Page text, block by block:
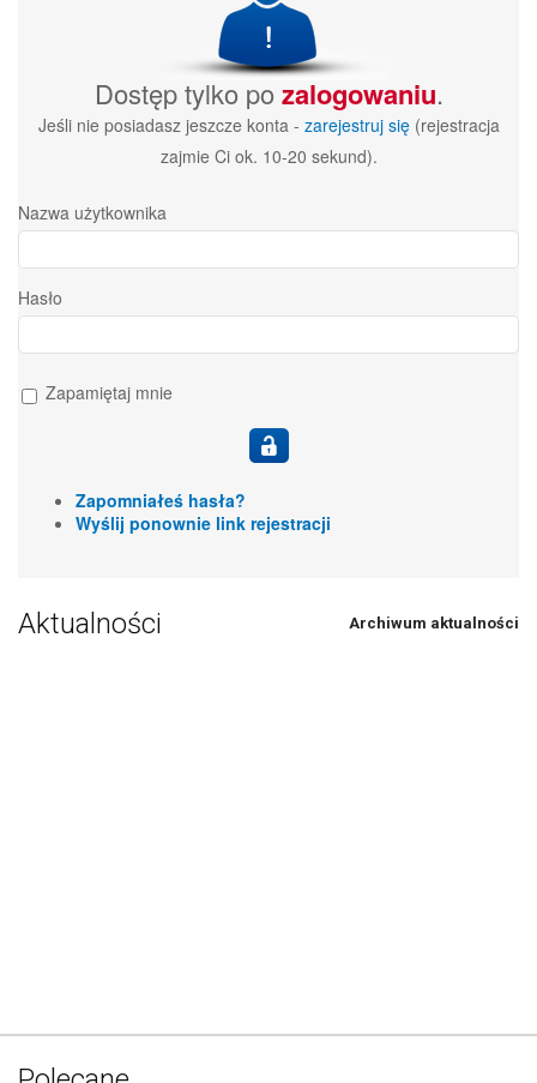
Dostęp tylko pozalogowaniu.
Jeśli nie posiadasz jeszcze konta - zarejestruj się(rejestracja
zajmie Ci ok. 10-20 sekund).
Nazwa użytkownika
Hasło
Zapamiętaj mnie
Zapomniałeś hasła?
Wyślij ponownie link rejestracji
Aktualności Archiwum aktualności